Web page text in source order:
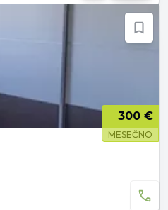
300 €
MESEČNO